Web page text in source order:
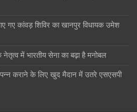
गए कांवड़ शिविर का खानपुर विधायक उमेश
में भारतीय सेना का बढ़ा है मनोबल
कराने के लिए खुद मैदान में उतरे एसएसपी